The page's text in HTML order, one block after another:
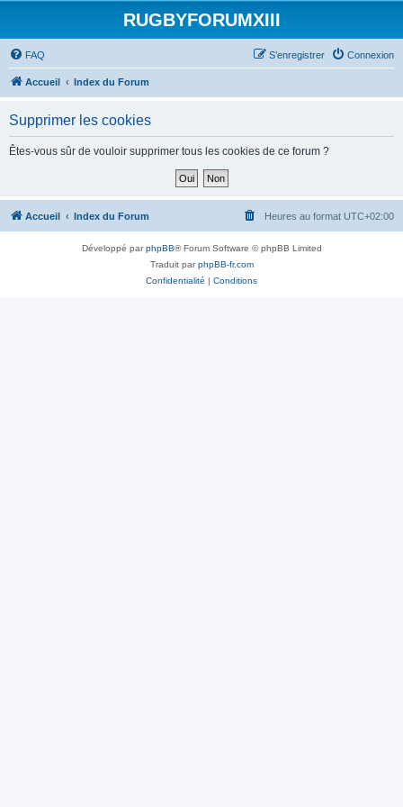
RUGBYFORUMXIII
FAQ Connexion
S’enregistrer
Accueil Index du Forum
Supprimer les cookies
Êtes-vous sûr de vouloir supprimer tous les cookies de ce forum ?
Accueil Index du Forum Heures au format UTC+02:00
Développé parphpBB® Forum Software © phpBB Limited
Traduit parphpBB-fr.com
Confidentialité | Conditions